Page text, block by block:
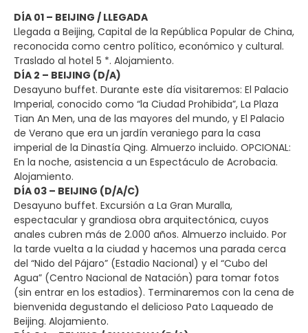
DÍA 01 – BEIJING / LLEGADA
Llegada a Beijing, Capital de la República Popular de China,
reconocida como centro político, económico y cultural.
Traslado al hotel 5 *. Alojamiento.
DÍA 2 – BEIJING (D/A)
Desayuno buffet. Durante este día visitaremos: El Palacio
Imperial, conocido como “la Ciudad Prohibida”, La Plaza
Tian An Men, una de las mayores del mundo, y El Palacio
de Verano que era un jardín veraniego para la casa
imperial de la Dinastía Qing. Almuerzo incluido. OPCIONAL:
En la noche, asistencia a un Espectáculo de Acrobacia.
Alojamiento.
DÍA 03 – BEIJING (D/A/C)
Desayuno buffet. Excursión a La Gran Muralla,
espectacular y grandiosa obra arquitectónica, cuyos
anales cubren más de 2.000 años. Almuerzo incluido. Por
la tarde vuelta a la ciudad y hacemos una parada cerca
del “Nido del Pájaro” (Estadio Nacional) y el “Cubo del
Agua” (Centro Nacional de Natación) para tomar fotos
(sin entrar en los estadios). Terminaremos con la cena de
bienvenida degustando el delicioso Pato Laqueado de
Beijing. Alojamiento.